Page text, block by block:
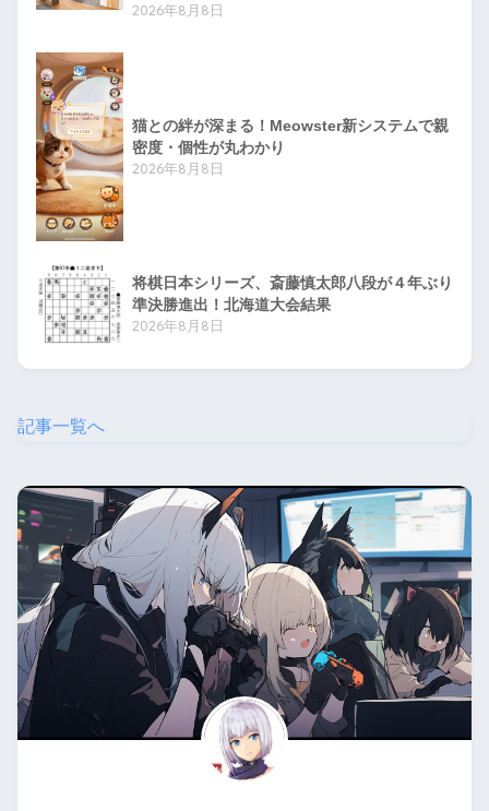
2026年8月8日
猫との絆が深まる！Meowster新システムで親
密度・個性が丸わかり
2026年8月8日
将棋日本シリーズ、斎藤慎太郎八段が４年ぶり
準決勝進出！北海道大会結果
2026年8月8日
記事一覧へ